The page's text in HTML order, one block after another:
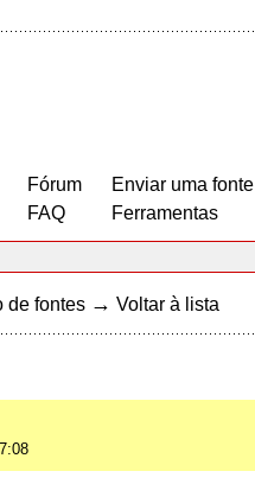
Fórum
FAQ
Enviar uma fonte
Ferramentas
de fontes → Voltar à lista